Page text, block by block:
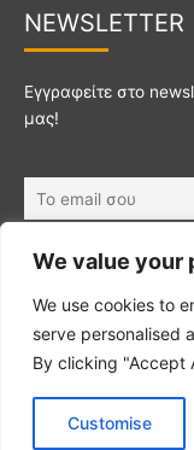
We value your
We use cookies to
serve personalised
By clicking "Accept
Customise
NEWSLETTER
Εγγραφείτε στο
μας!